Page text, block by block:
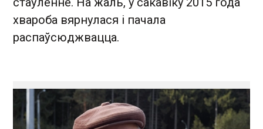
хвароба вярнулася і пачала
распаўсюджвацца.